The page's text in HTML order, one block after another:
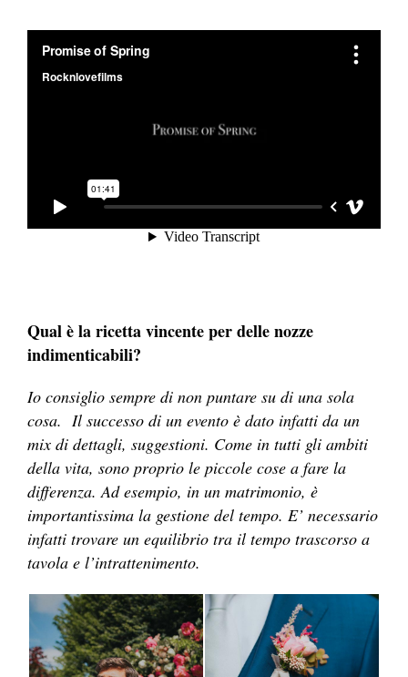
Qual è la ricetta vincente per delle nozze
indimenticabili?
Io consiglio sempre di non puntare su di una sola
cosa. Il successo di un evento è dato infatti da un
mix di dettagli, suggestioni. Come in tutti gli ambiti
della vita, sono proprio le piccole cose a fare la
differenza. Ad esempio, in un matrimonio, è
importantissima la gestione del tempo. E’ necessario
infatti trovare un equilibrio tra il tempo trascorso a
tavola e l’intrattenimento.